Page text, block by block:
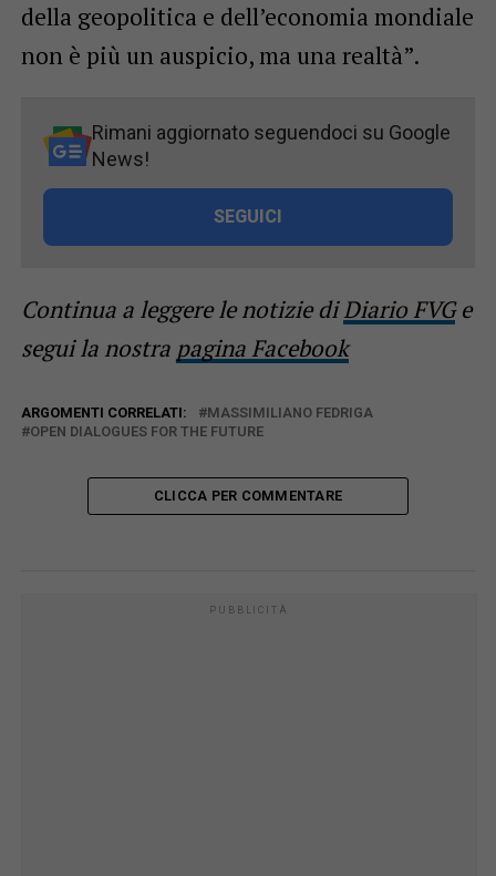
della geopolitica e dell’economia mondiale
non è più un auspicio, ma una realtà”.
Rimani aggiornato seguendoci su Google
News!
SEGUICI
Continua a leggere le notizie diDiario FVGe
segui la nostra pagina Facebook
ARGOMENTI CORRELATI:
MASSIMILIANO FEDRIGA
OPEN DIALOGUES FOR THE FUTURE
CLICCA PER COMMENTARE
PUBBLICITÀ